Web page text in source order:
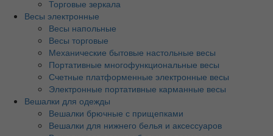
Торговые зеркала
Весы электронные
Весы напольные
Весы торговые
Механические бытовые настольные весы
Портативные многофункциональные весы
Счетные платформенные электронные весы
Электронные портативные карманные весы
Вешалки для одежды
Вешалки брючные с прищепками
Вешалки для нижнего белья и аксессуаров